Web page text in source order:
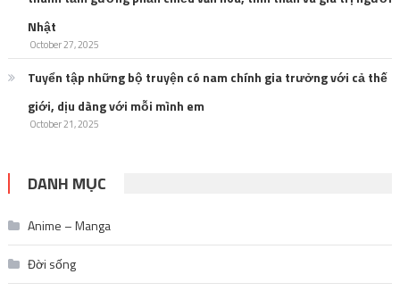
Nhật
October 27, 2025
Tuyển tập những bộ truyện có nam chính gia trưởng với cả thế
giới, dịu dàng với mỗi mình em
October 21, 2025
DANH MỤC
Anime – Manga
Đời sống